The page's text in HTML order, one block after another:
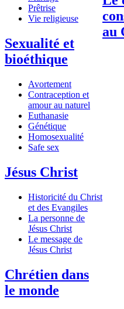
Prêtrise
Vie religieuse
Sexualité et
bioéthique
Avortement
Contraception et
amour au naturel
Euthanasie
Génétique
Homosexualité
Safe sex
Jésus Christ
Historicité du Christ
et des Evangiles
La personne de
Jésus Christ
Le message de
Jésus Christ
Chrétien dans
le monde
au